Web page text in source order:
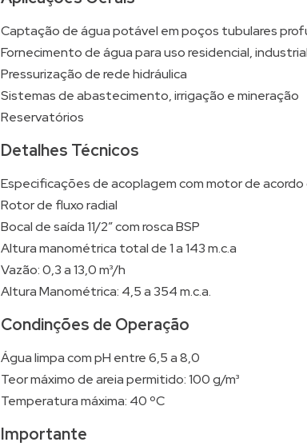
Captação de água potável em poços tubulares
Fornecimento de água para uso residencial,
Pressurização de rede hidráulica
Sistemas de abastecimento, irrigação e mineração
Reservatórios
Detalhes Técnicos
Especificações de acoplagem com motor de acordo
Rotor de fluxo radial
Bocal de saída 11/2” com rosca BSP
Altura manométrica total de 1 a 143 m.c.a
Vazão: 0,3 a 13,0 m³/h
Altura Manométrica: 4,5 a 354 m.c.a.
Condinções de Operação
Água limpa com pH entre 6,5 a 8,0
Teor máximo de areia permitido: 100 g/m³
Temperatura máxima: 40 ºC
Importante